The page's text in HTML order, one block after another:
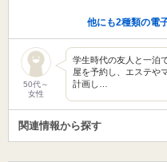
他にも2種類の電
50代～
女性
学生時代の友人と一泊
屋を予約し、エステや
計画し…
関連情報から探す